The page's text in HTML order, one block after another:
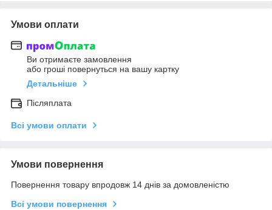
Умови оплати
Ви отримаєте замовлення
або гроші повернуться на вашу картку
Детальніше
Післяплата
Всі умови оплати
Умови повернення
Повернення товару впродовж 14 днів за домовленістю
Всі умови повернення